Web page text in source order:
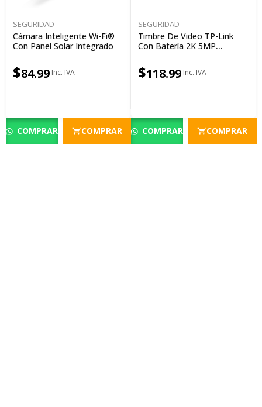
SEGURIDAD
Cámara Inteligente Wi-Fi®
Con Panel Solar Integrado
$84.99
COMPRAR COMPRAR
SEGURIDAD
Timbre De Video TP-Link
Con Batería 2K 5MP
Nocturna Color Campo
Amplio Batería Extraíble
$118.99
COMPRAR COMPRAR